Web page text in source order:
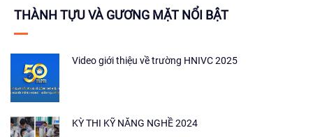
THÀNH TỰU VÀ GƯƠNG MẶT NỔI BẬT
Video giới thiệu về trường HNIVC 2025
KỲ THI KỸ NĂNG NGHỀ 2024